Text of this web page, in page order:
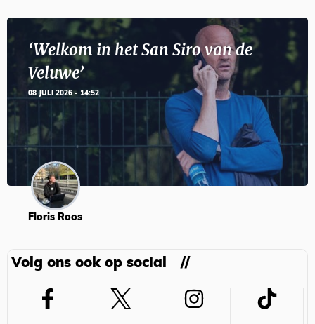
‘Welkom in het San Siro van de
Veluwe’
08 JULI 2026 - 14:52
Floris Roos
Volg ons ook op social